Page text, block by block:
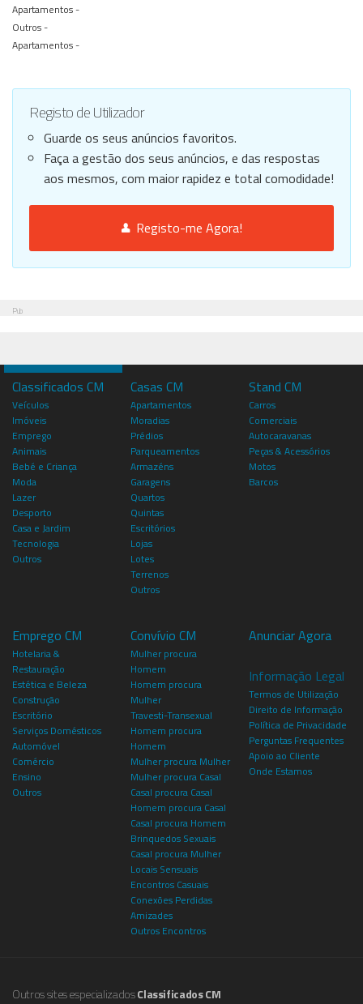
Apartamentos -
Outros -
Apartamentos -
Registo de Utilizador
Guarde os seus anúncios favoritos.
Faça a gestão dos seus anúncios, e das respostas
aos mesmos, com maior rapidez e total comodidade!
Registo-me Agora!
Pub
Classificados CM
Veículos
Imóveis
Emprego
Animais
Bebé e Criança
Moda
Lazer
Desporto
Casa e Jardim
Tecnologia
Outros
Casas CM
Apartamentos
Moradias
Prédios
Parqueamentos
Armazéns
Garagens
Quartos
Quintas
Escritórios
Lojas
Lotes
Terrenos
Outros
Stand CM
Carros
Comerciais
Autocaravanas
Peças & Acessórios
Motos
Barcos
Emprego CM
Hotelaria &
Restauração
Estética e Beleza
Construção
Escritório
Serviços Domésticos
Automóvel
Comércio
Ensino
Outros
Convívio CM
Mulher procura
Homem
Homem procura
Mulher
Travesti-Transexual
Homem procura
Homem
Mulher procura Mulher
Mulher procura Casal
Casal procura Casal
Homem procura Casal
Casal procura Homem
Brinquedos Sexuais
Casal procura Mulher
Locais Sensuais
Encontros Casuais
Conexões Perdidas
Amizades
Outros Encontros
Anunciar Agora
Informação Legal
Termos de Utilização
Direito de Informação
Política de Privacidade
Perguntas Frequentes
Apoio ao Cliente
Onde Estamos
Outros sites especializadosClassificados CM